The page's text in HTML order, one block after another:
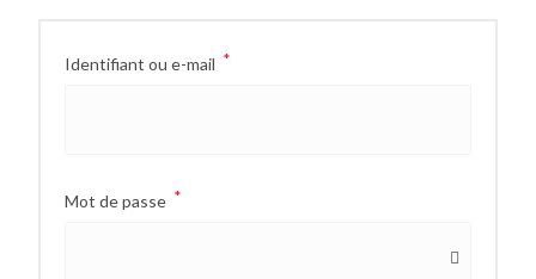
Identifiant ou e-mail *
Mot de passe *